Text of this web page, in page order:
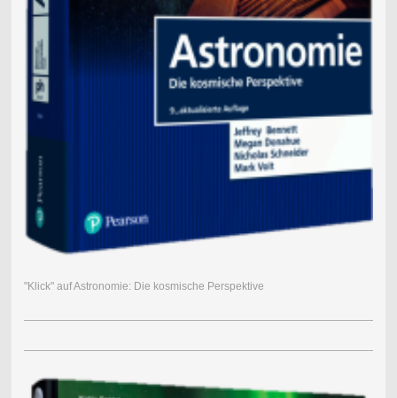
"Klick" auf Astronomie: Die kosmische Perspektive